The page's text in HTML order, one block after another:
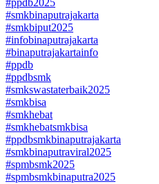
#ppdb2025
#smkbinaputrajakarta
#smkbiput2025
#infobinaputrajakarta
#binaputrajakartainfo
#ppdb
#ppdbsmk
#smkswastaterbaik2025
#smkbisa
#smkhebat
#smkhebatsmkbisa
#ppdbsmkbinaputrajakarta
#smkbinaputraviral2025
#spmbsmk2025
#spmbsmkbinaputra2025